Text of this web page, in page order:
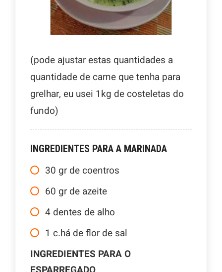
(pode ajustar estas quantidades a
quantidade de carne que tenha para
grelhar, eu usei 1kg de costeletas do
fundo)
INGREDIENTES PARA A MARINADA
30 gr de coentros
60 gr de azeite
4 dentes de alho
1 c.há de flor de sal
INGREDIENTES PARA O